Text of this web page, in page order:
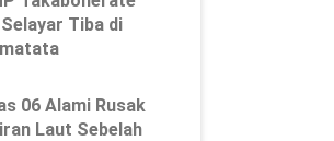
Tiba di
06 Alami Rusak
Laut Sebelah